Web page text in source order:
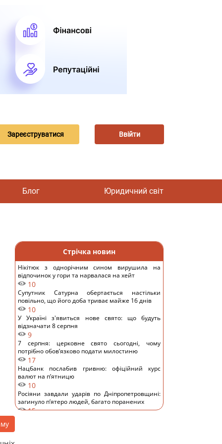
Зареєструватися Ввійти
Блог Юридичний світ
Стрічка новин
Нікітюк з однорічним сином вирушила на
відпочинок у гори та нарвалася на хейт
10
Супутник Сатурна обертається настільки
повільно, що його доба триває майже 16 днів
10
У Україні з'явиться нове свято: що будуть
відзначати 8 серпня
9
7 серпня: церковне свято сьогодні, чому
потрібно обов’язково подати милостиню
17
Нацбанк послабив гривню: офіційний курс
валют на п’ятницю
10
Росіяни завдали ударів по Дніпропетровщині:
загинуло пʼятеро людей, багато поранених
15